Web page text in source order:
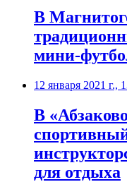
​В
мини-
12 января 2021 г.,
​В
для отдыха